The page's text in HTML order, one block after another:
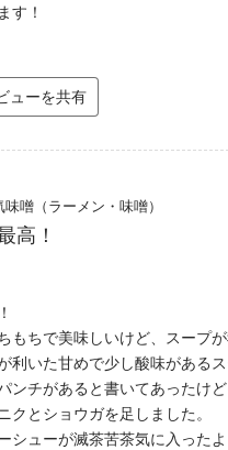
す！
ューを共有
噌（ラーメン・味噌）
高！
もちで美味しいけど、スープ
利いた甘めで少し酸味がある
ンチがあると書いてあったけ
クとショウガを足しました。
シューが滅茶苦茶気に入ったよ